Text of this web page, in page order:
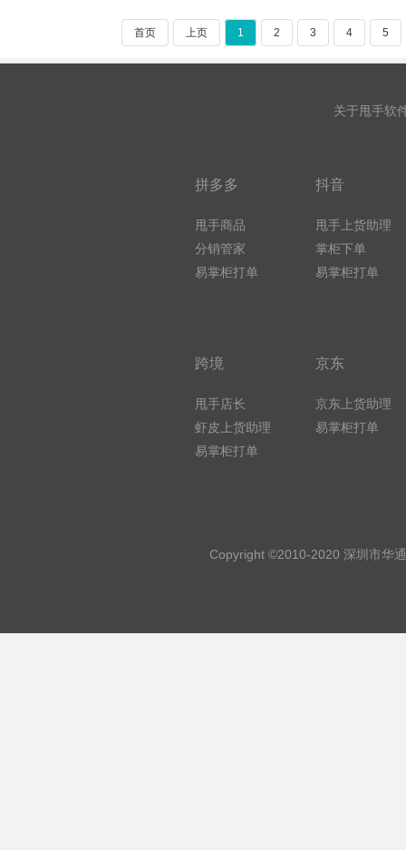
首页 上页 1 2 3 4 5
关于甩手软
拼多多
甩手商品
分销管家
易掌柜打单
抖音
甩手上货助理
掌柜下单
易掌柜打单
跨境
甩手店长
虾皮上货助理
易掌柜打单
京东
京东上货助理
易掌柜打单
Copyright ©2010-2020 深圳市华